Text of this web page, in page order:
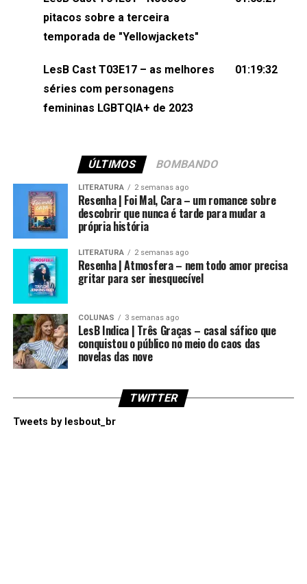
(⁠⁠⁠⁠@brunarfentanes⁠⁠⁠⁠) e Pollyelly FlorêncioEdição de
Naiady Machado
pitacos sobre a terceira
temporada de "Yellowjackets"
LesB Cast T03E17 – as melhores
séries com personagens
femininas LGBTQIA+ de 2023
01:19:32
ÚLTIMOS BOMBANDO
LITERATURA 2 semanas ago
Resenha | Foi Mal, Cara – um romance sobre
descobrir que nunca é tarde para mudar a
própria história
LITERATURA 2 semanas ago
Resenha | Atmosfera – nem todo amor precisa
gritar para ser inesquecível
COLUNAS 3 semanas ago
LesB Indica | Três Graças – casal sáfico que
conquistou o público no meio do caos das
novelas das nove
TWITTER
Tweets by lesbout_br